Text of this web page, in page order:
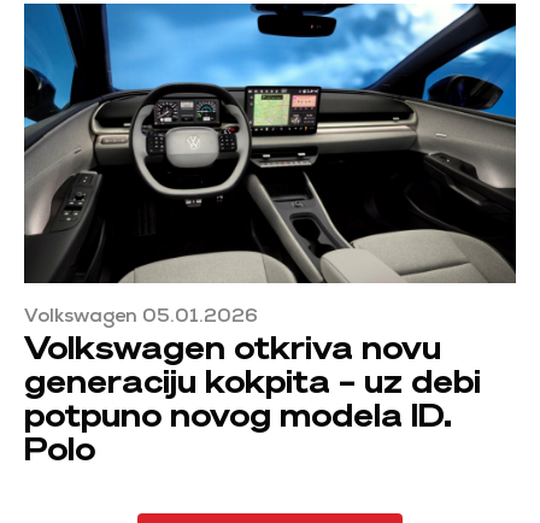
Volkswagen 05.01.2026
Volkswagen otkriva novu
generaciju kokpita – uz debi
potpuno novog modela ID.
Polo